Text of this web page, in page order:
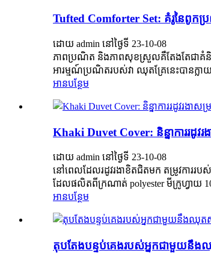
Tufted Comforter Set: គំរូនៃពូក
ដោយ admin នៅថ្ងៃទី 23-10-08
ភាពប្រណិត និងភាពសុខស្រួលគឺតែងតែជាគំ
អារម្មណ៍ប្រណិតរបស់វា ឈុតគ្រែនេះបានក្ល
អាន​បន្ថែម
Khaki Duvet Cover: និន្នាការរដូវរ
ដោយ admin នៅថ្ងៃទី 23-10-08
នៅពេលដែលរដូវរងាខិតជិតមក តម្រូវការរ
ដែលផលិតពីក្រណាត់ polyester មីក្រូហ្វាយ
អាន​បន្ថែម
តុបតែងបន្ទប់គេងរបស់អ្នកជាមួយនឹងឈុ